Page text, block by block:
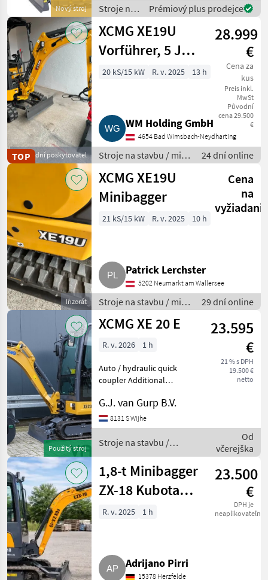
Nový stroj
enthaltenen Angaben (z.B.
technisch
Stroje na
stavbu /
XCMG
Prémiový plus prodejce
Obchodní poskytovatel
TOP
XCMG XE19U
Vorführer, 5 J
Garantie, mit
28.999
€
Cena za
kus
Preis inkl.
MwSt
Původní
cena 29.500
€
20 kS/15 kW R. v. 2025 13 h
WM Holding GmbH
4654 Bad Wimsbach-Neydharting
Stroje na stavbu / mini
bager
24 dní online
Inzerát
XCMG XE19U
Minibagger
Cena
na
21 kS/15 kW R. v. 2025 10 h
Patrick Lerchster
5202 Neumarkt am Wallersee
Stroje na stavbu / mini
bager
29 dní online
Použitý stroj
XCMG XE 20 E
23.595
€
21 % s DPH
19.500 €
netto
R. v. 2026 1 h
Auto / hydraulic quick
coupler Additional
bucket Slope hydraulic
Stroje na stavbu mini bager
G.J. van Gurp B.V.
8131 S Wijhe
Stroje na stavbu /
XCMG
Od
včerejška
1,8-t Minibagger
ZX-18 Kubota
Motor FOX ZX-18
23.500
€
DPH je
neaplikovateľné
R. v. 2025 1 h
Adrijano Pirri
15378 Herzfelde